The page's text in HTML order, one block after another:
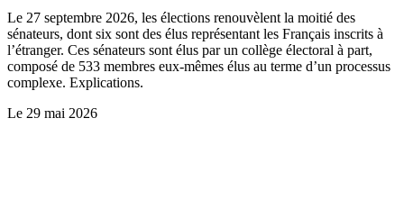
Le 27 septembre 2026, les élections renouvèlent la moitié des
sénateurs, dont six sont des élus représentant les Français inscrits à
l’étranger. Ces sénateurs sont élus par un collège électoral à part,
composé de 533 membres eux-mêmes élus au terme d’un processus
complexe. Explications.
Le 29 mai 2026